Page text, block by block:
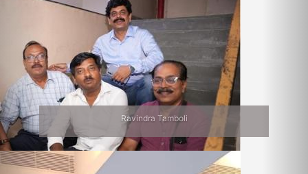
Ravindra Tamboli